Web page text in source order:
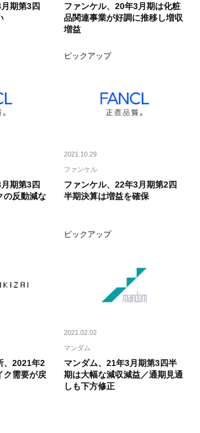
期第3四
ファンケル、20年3月期は化粧
品関連事業が好調に推移し増収
増益
期第3四
の反動減な
ピックアップ
2021.10.29
ファンケル
ファンケル、22年3月期第2四
半期決算は増益を確保
、2021年2
ク需要が戻
ピックアップ
2021.02.02
マンダム
マンダム、21年3月期第3四半
期は大幅な減収減益／通期見通
しも下方修正